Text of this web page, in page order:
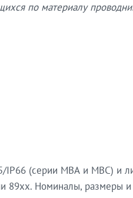
по материалу
IP66 (серии МВА и МВС) и
Номиналы, размеры и